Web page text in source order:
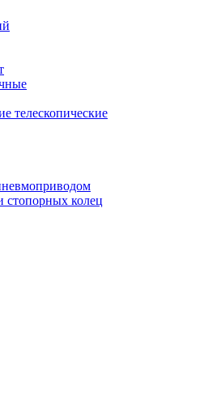
телескопические
стопорных колец